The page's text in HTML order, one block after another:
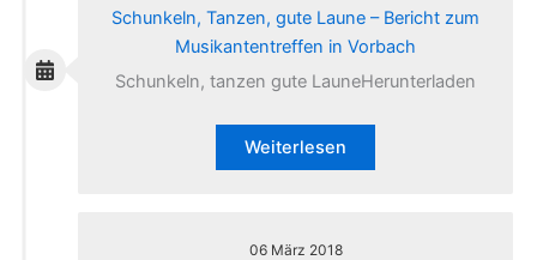
Schunkeln, Tanzen, gute Laune – Bericht zum
Musikantentreffen in Vorbach
Schunkeln, tanzen gute LauneHerunterladen
Weiterlesen
06 März 2018